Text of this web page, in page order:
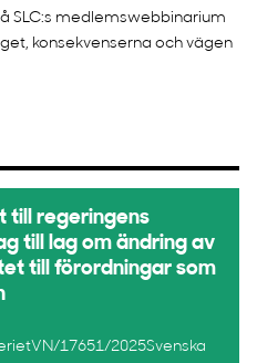
SLC:s medlemswebbinarium
konsekvenserna och vägen
till regeringens
till lag om ändring av
till förordningar som
17651/2025Svenska